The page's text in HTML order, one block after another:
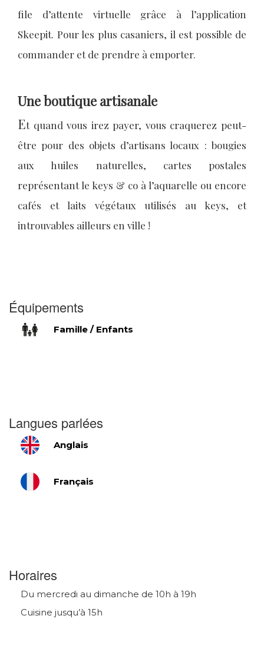
file d’attente virtuelle grâce à l’application
Skeepit. Pour les plus casaniers, il est possible de
commander et de prendre à emporter.
Une boutique artisanale
Et quand vous irez payer, vous craquerez peut-
être pour des objets d’artisans locaux : bougies
aux huiles naturelles, cartes postales
représentant le keys & co à l’aquarelle ou encore
cafés et laits végétaux utilisés au keys, et
introuvables ailleurs en ville !
Équipements
Famille / Enfants
Langues parlées
Anglais
Français
Horaires
Du mercredi au dimanche de 10h à 19h
Cuisine jusqu’à 15h